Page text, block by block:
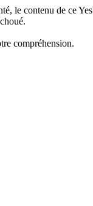
le contenu de ce
compréhension.